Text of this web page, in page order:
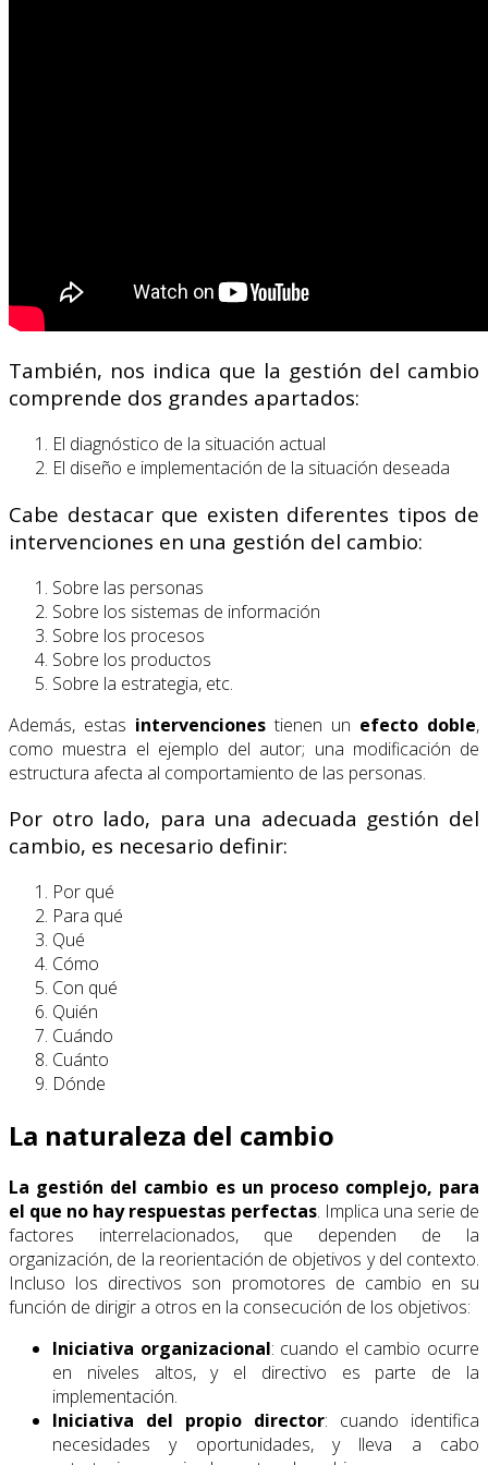
También, nos indica que la gestión del cambio
comprende dos grandes apartados:
El diagnóstico de la situación actual
El diseño e implementación de la situación deseada
Cabe destacar que existen diferentes tipos de
intervenciones en una gestión del cambio:
Sobre las personas
Sobre los sistemas de información
Sobre los procesos
Sobre los productos
Sobre la estrategia, etc.
Además, estas intervenciones tienen un efecto doble,
como muestra el ejemplo del autor; una modificación de
estructura afecta al comportamiento de las personas.
Por otro lado, para una adecuada gestión del
cambio, es necesario definir:
Por qué
Para qué
Qué
Cómo
Con qué
Quién
Cuándo
Cuánto
Dónde
La naturaleza del cambio
La gestión del cambio es un proceso complejo, para
el que no hay respuestas perfectas. Implica una serie de
factores interrelacionados, que dependen de la
organización, de la reorientación de objetivos y del contexto.
Incluso los directivos son promotores de cambio en su
función de dirigir a otros en la consecución de los objetivos:
Iniciativa organizacional: cuando el cambio ocurre
en niveles altos, y el directivo es parte de la
implementación.
Iniciativa del propio director: cuando identifica
necesidades y oportunidades, y lleva a cabo